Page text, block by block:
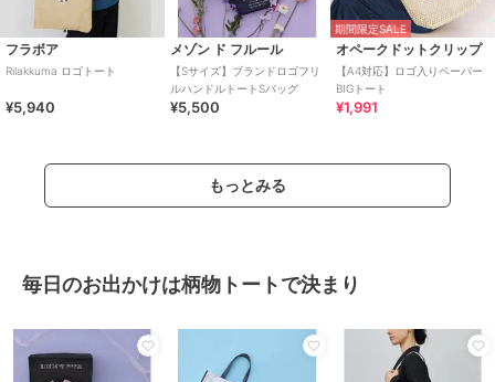
フラボア
Rilakkuma ロゴトート
¥5,940
メゾン ド フルール
【Sサイズ】ブランドロゴフリ
ルハンドルトートSバッグ
¥5,500
期間限定SALE
オペークドットクリップ
【A4対応】ロゴ入りペーパー
BIGトート
¥1,991
もっとみる
毎日のお出かけは柄物トートで決まり